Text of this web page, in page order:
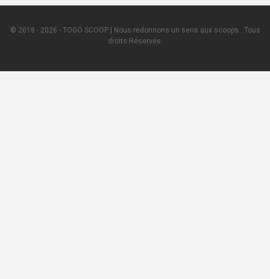
© 2018 - 2026 - TOGO SCOOP | Nous redonnons un sens aux scoops.. Tous
droits Réservés.